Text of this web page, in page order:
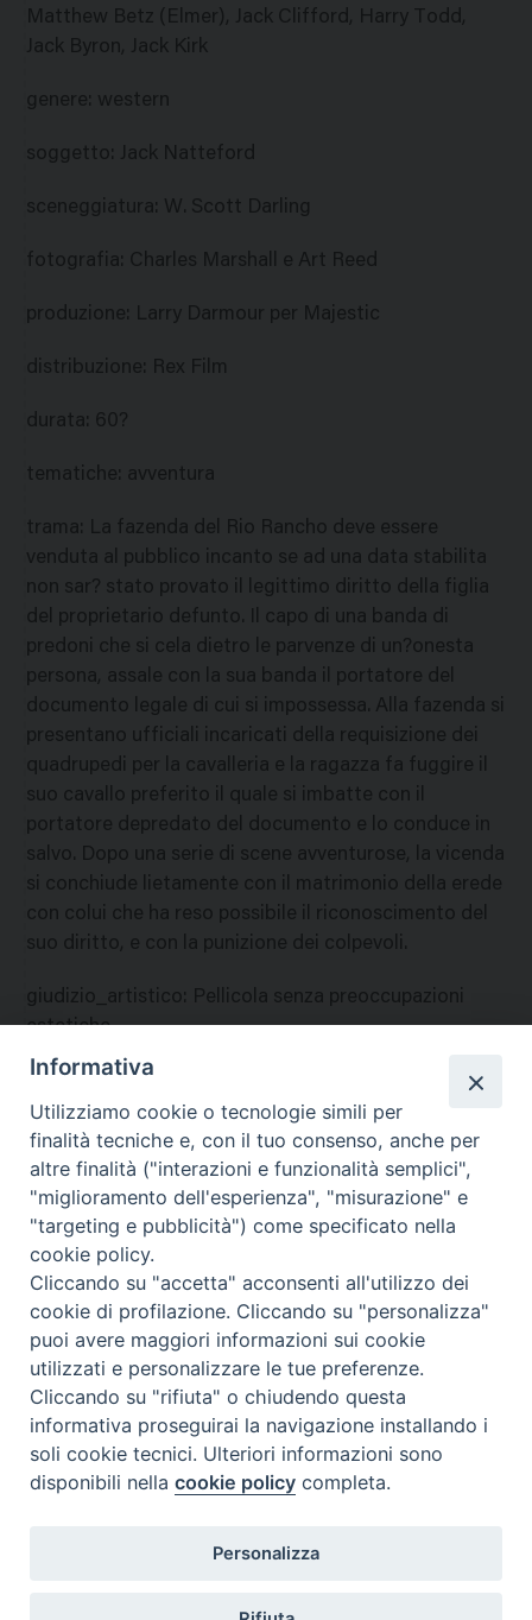
Matthew Betz (Elmer), Jack Clifford, Harry Todd,
Jack Byron, Jack Kirk
genere: western
soggetto: Jack Natteford
sceneggiatura: W. Scott Darling
fotografia: Charles Marshall e Art Reed
produzione: Larry Darmour per Majestic
distribuzione: Rex Film
durata: 60?
tematiche: avventura
trama: La fazenda del Rio Rancho deve essere
venduta al pubblico incanto se ad una data stabilita
non sar? stato provato il legittimo diritto della figlia
del proprietario defunto. Il capo di una banda di
predoni che si cela dietro le parvenze di un?onesta
persona, assale con la sua banda il portatore del
documento legale di cui si impossessa. Alla fazenda si
presentano ufficiali incaricati della requisizione dei
quadrupedi per la cavalleria e la ragazza fa fuggire il
suo cavallo preferito il quale si imbatte con il
portatore depredato del documento e lo conduce in
salvo. Dopo una serie di scene avventurose, la vicenda
si conchiude lietamente con il matrimonio della erede
con colui che ha reso possibile il riconoscimento del
suo diritto, e con la punizione dei colpevoli.
giudizio_artistico: Pellicola senza preoccupazioni
estetiche.
giudizio_morale
La vicenda, moralmente innocua, ?
visibile anche in sale parrocchiali o analoghe. B
nazione:Stati Uniti
Contatti & Info
C.ne Aurelia, 50 – 00165 Roma
Contatti
Scrivi a: cnvf@chiesacattolica.it
Informativa
Utilizziamo cookie o tecnologie simili per
finalità tecniche e, con il tuo consenso, anche per
altre finalità ("interazioni e funzionalità semplici",
"miglioramento dell'esperienza", "misurazione" e
"targeting e pubblicità") come specificato nella
cookie policy.
Cliccando su "accetta" acconsenti all'utilizzo dei
cookie di profilazione. Cliccando su "personalizza"
puoi avere maggiori informazioni sui cookie
utilizzati e personalizzare le tue preferenze.
Cliccando su "rifiuta" o chiudendo questa
informativa proseguirai la navigazione installando i
soli cookie tecnici. Ulteriori informazioni sono
disponibili nellacookie policy completa.
Personalizza